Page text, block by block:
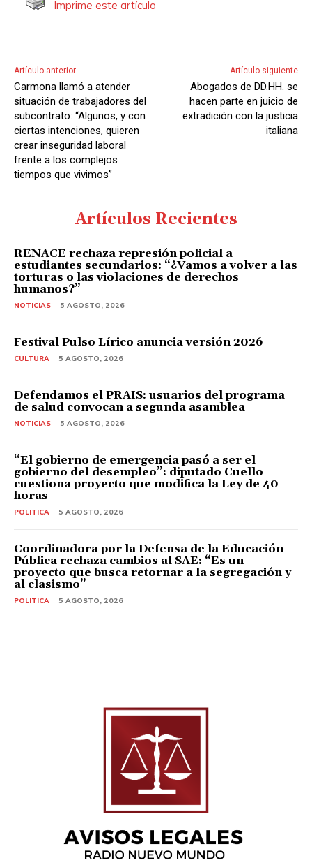
Imprime este artículo
Artículo anterior
Carmona llamó a atender
situación de trabajadores del
subcontrato: “Algunos, y con
ciertas intenciones, quieren
crear inseguridad laboral
frente a los complejos
tiempos que vivimos”
Artículo siguiente
Abogados de DD.HH. se
hacen parte en juicio de
extradición con la justicia
italiana
Artículos Recientes
RENACE rechaza represión policial a
estudiantes secundarios: “¿Vamos a volver a las
torturas o las violaciones de derechos
humanos?”
NOTICIAS 5 AGOSTO, 2026
Festival Pulso Lírico anuncia versión 2026
CULTURA 5 AGOSTO, 2026
Defendamos el PRAIS: usuarios del programa
de salud convocan a segunda asamblea
NOTICIAS 5 AGOSTO, 2026
“El gobierno de emergencia pasó a ser el
gobierno del desempleo”: diputado Cuello
cuestiona proyecto que modifica la Ley de 40
horas
POLITICA 5 AGOSTO, 2026
Coordinadora por la Defensa de la Educación
Pública rechaza cambios al SAE: “Es un
proyecto que busca retornar a la segregación y
al clasismo”
POLITICA 5 AGOSTO, 2026